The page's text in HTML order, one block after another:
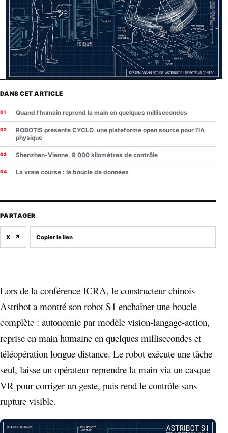
Lors de la conférence ICRA, le constructeur chinois
Astribot a montré son robot S1 enchaîner une boucle
complète : autonomie par modèle vision-langage-action,
reprise en main humaine en quelques millisecondes et
téléopération longue distance. Le robot exécute une tâche
seul, laisse un opérateur reprendre la main via un casque
VR pour corriger un geste, puis rend le contrôle sans
rupture visible.
DANS CET ARTICLE
Quand l’humain reprend la main en quelques millisecondes
ROBOTIS présente CYCLO, une plateforme open source pour l’IA
physique
Shenzhen-Vienne, 9 000 kilomètres de contrôle
La vraie course : la boucle de données
PARTAGER
X ↗ Copier le lien